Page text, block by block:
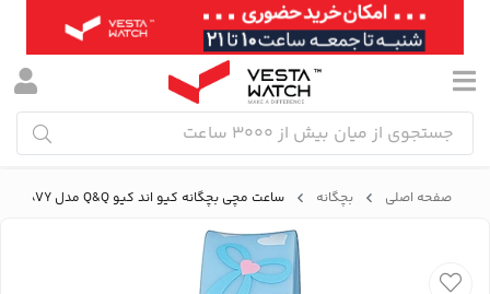
صفحه اصلی بچگانه ساعت مچی بچگانه کیو اند کیو Q&Q مدل V22A-008VY